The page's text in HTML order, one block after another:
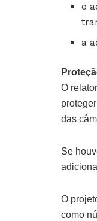
o
a
O
das
Se
O
como